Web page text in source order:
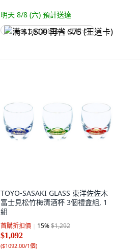
明天 8/8 (六) 預計送達
满 $1,500 再省 $75 (王道卡)
TOYO-SASAKI GLASS 東洋佐佐木
富士見松竹梅清酒杯 3個禮盒組, 1
組
首購折扣價 15%$1,292
$1,092
($1092.00/1個)